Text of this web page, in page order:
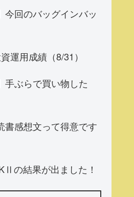
今回のバッグインバッ
運用成績（8/31）
手ぶらで買い物した
書感想文って得意です
の結果が出ました！